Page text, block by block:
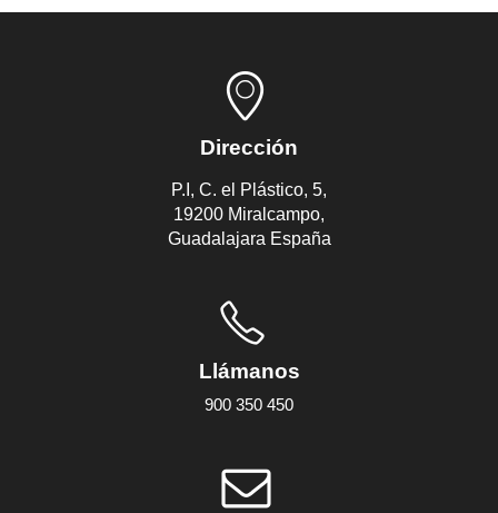
Dirección
P.I, C. el Plástico, 5,
19200 Miralcampo,
Guadalajara España
Llámanos
900 350 450